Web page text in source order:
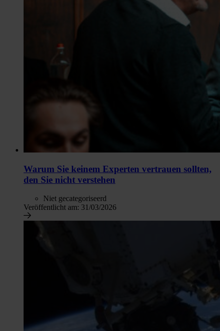
Warum Sie keinem Experten vertrauen sollten,
den Sie nicht verstehen
Niet gecategoriseerd
Veröffentlicht am: 31/03/2026